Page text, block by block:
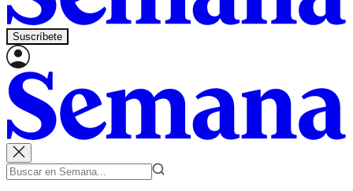
Suscríbete